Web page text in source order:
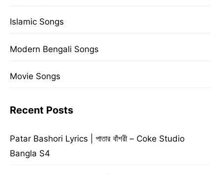
Islamic Songs
Modern Bengali Songs
Movie Songs
Recent Posts
Patar Bashori Lyrics | পাতার বাঁশরী – Coke Studio
Bangla S4